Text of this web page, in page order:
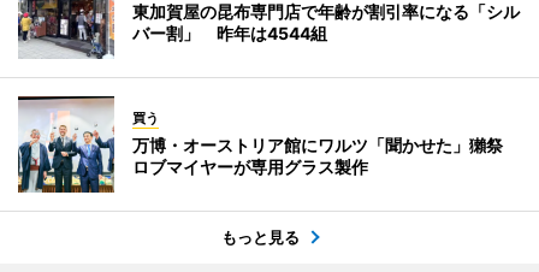
東加賀屋の昆布専門店で年齢が割引率になる「シル
バー割」 昨年は4544組
買う
万博・オーストリア館にワルツ「聞かせた」獺祭
ロブマイヤーが専用グラス製作
もっと見る